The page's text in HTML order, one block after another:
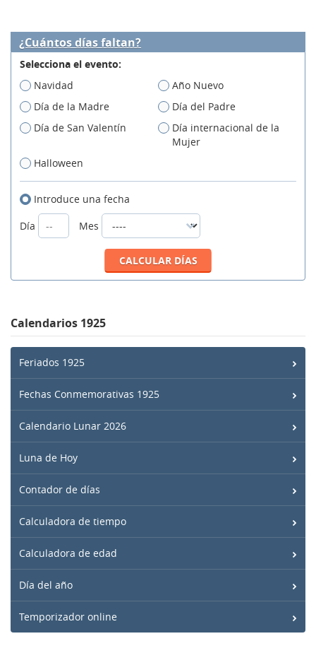
¿Cuántos días faltan?
Selecciona el evento:
Navidad
Año Nuevo
Día de la Madre
Día del Padre
Día de San Valentín
Día internacional de la
Mujer
Halloween
Introduce una fecha
Día
Mes
Calendarios 1925
Feriados 1925
Fechas Conmemorativas 1925
Calendario Lunar 2026
Luna de Hoy
Contador de días
Calculadora de tiempo
Calculadora de edad
Día del año
Temporizador online